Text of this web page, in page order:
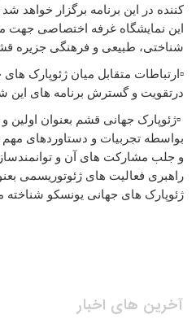
کننده در این برنامه برگزار خواهد
این نمایشگاه غرفه اختصاصی جهت
شناختی، طبیعی و فرهنگی جزیره
▫️ارتباطات متقابل میان ژئوپارک
در‌تقویت و گسترش برنامه های این
▫️ژئوپارک جهانی قشم بعنوان اولین
بواسطه تجربیات و دستاوردهای
و جلب مشارکت های آن و
راهبری فعالیت های ژئوتوریسمی
ژئوپارک های جهانی یونسکو
آخرین های اخبار